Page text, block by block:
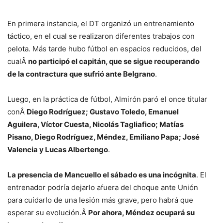
En primera instancia, el DT organizó un entrenamiento
táctico, en el cual se realizaron diferentes trabajos con
pelota. Más tarde hubo fútbol en espacios reducidos, del
cualÂ no participó el capitán, que se sigue recuperando
de la contractura que sufrió ante Belgrano.
Luego, en la práctica de fútbol, Almirón paró el once titular
conÂ Diego Rodríguez; Gustavo Toledo, Emanuel
Aguilera, Víctor Cuesta, Nicolás Tagliafico; Matías
Pisano, Diego Rodríguez, Méndez, Emiliano Papa; José
Valencia y Lucas Albertengo.
La presencia de Mancuello el sábado es una incógnita. El
entrenador podría dejarlo afuera del choque ante Unión
para cuidarlo de una lesión más grave, pero habrá que
esperar su evolución.Â Por ahora, Méndez ocupará su